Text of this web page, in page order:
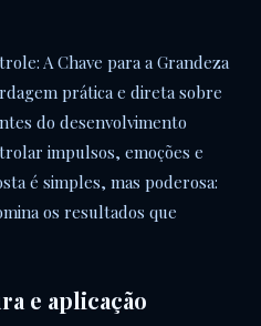
A Chave para a Grandeza
prática e direta sobre
do desenvolvimento
impulsos, emoções e
é simples, mas poderosa:
os resultados que
e aplicação